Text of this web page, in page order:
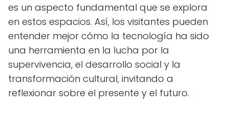
es un aspecto fundamental que se explora
en estos espacios. Así, los visitantes pueden
entender mejor cómo la tecnología ha sido
una herramienta en la lucha por la
supervivencia, el desarrollo social y la
transformación cultural, invitando a
reflexionar sobre el presente y el futuro.